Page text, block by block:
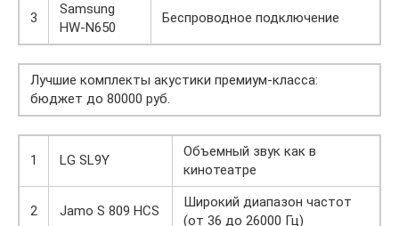
3
Samsung
HW-N650
Беспроводное подключение
Лучшие комплекты акустики премиум-класса:
бюджет до 80000 руб.
1 LG SL9Y
Объемный звук как в
кинотеатре
2 Jamo S 809 HCS
Широкий диапазон частот
(от 36 до 26000 Гц)